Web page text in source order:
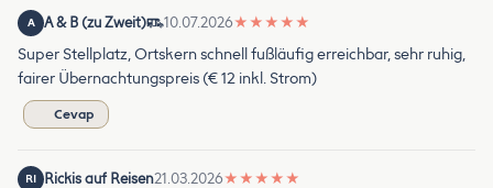
A A & B (zu Zweit) 10.07.2026★ ★ ★ ★ ★
Super Stellplatz, Ortskern schnell fußläufig erreichbar, sehr ruhig,
fairer Übernachtungspreis (€ 12 inkl. Strom)
Cevap
RI Rickis auf Reisen21.03.2026★ ★ ★ ★ ★